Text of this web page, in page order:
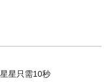
星只需10秒